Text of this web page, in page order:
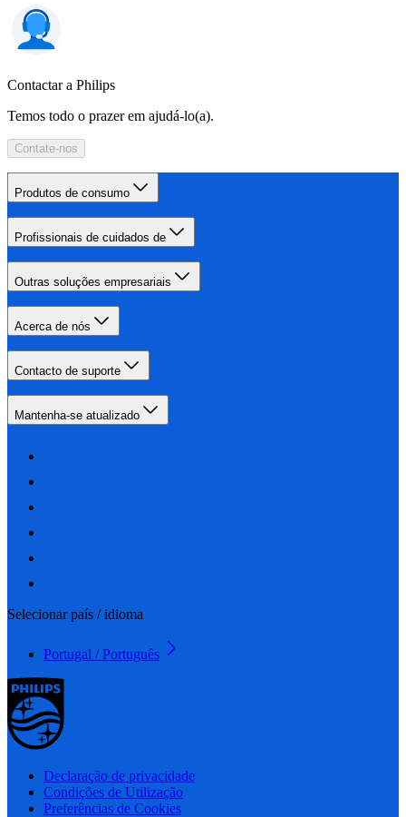
Contactar a Philips
Temos todo o prazer em ajudá-lo(a).
Contate-nos
Produtos de consumo
Profissionais de cuidados de
Outras soluções empresariais
Acerca de nós
Contacto de suporte
Mantenha-se atualizado
Selecionar país / idioma
Portugal / Português
Declaração de privacidade
Condições de Utilização
Preferências de Cookies